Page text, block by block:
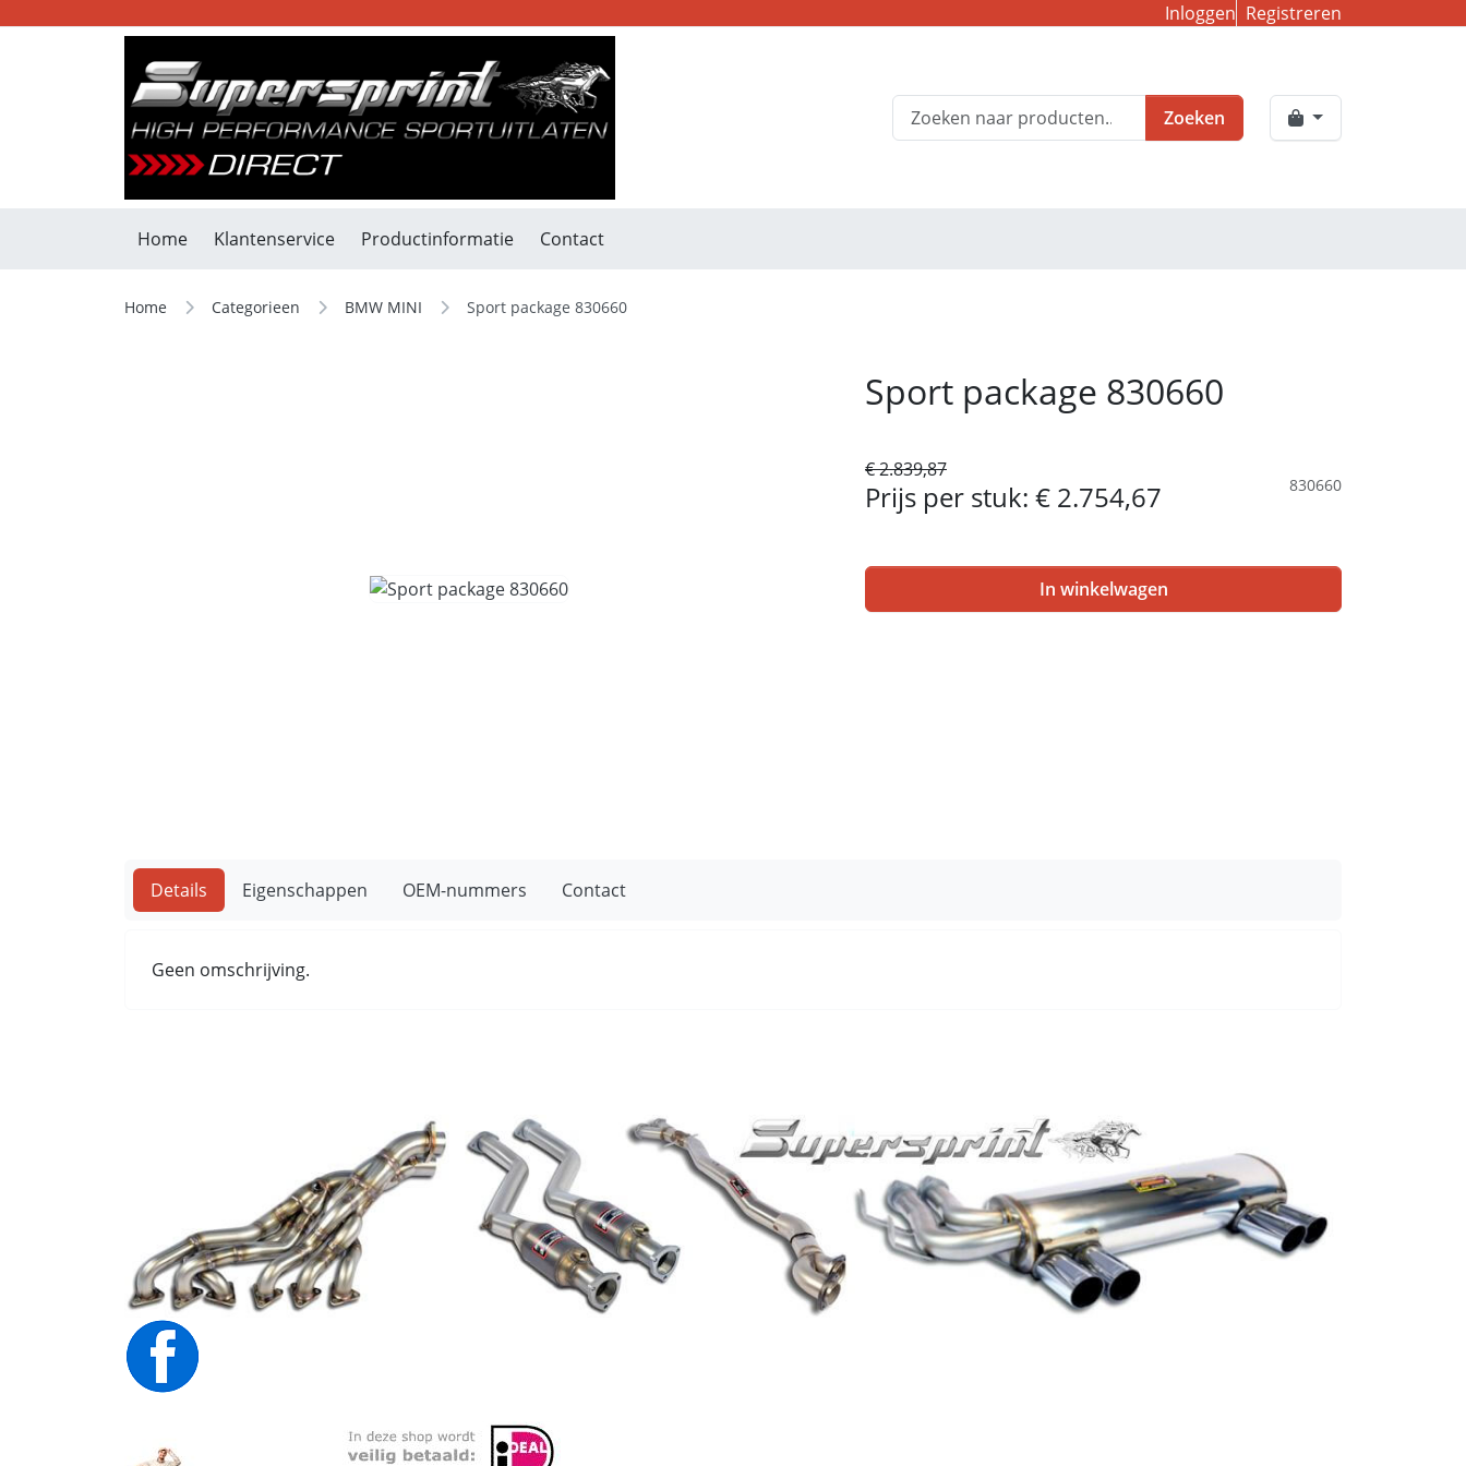
Inloggen Registreren
Zoeken
Home Klantenservice Productinformatie Contact
Home Categorieen BMW MINI Sport package 830660
Sport package 830660
€ 2.839,87
Prijs per stuk: € 2.754,67 830660
In winkelwagen
Details Eigenschappen OEM-nummers Contact
Geen omschrijving.